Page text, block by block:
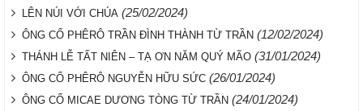
LÊN NÚI VỚI CHÚA (25/02/2024)
ÔNG CỐ PHÊRÔ TRẦN ĐÌNH THÀNH TỪ TRẦN (12/02/2024)
THÁNH LỄ TẤT NIÊN – TẠ ƠN NĂM QUÝ MÃO (31/01/2024)
ÔNG CỐ PHÊRÔ NGUYỄN HỮU SỨC (26/01/2024)
ÔNG CỐ MICAE DƯƠNG TÒNG TỪ TRẦN (24/01/2024)